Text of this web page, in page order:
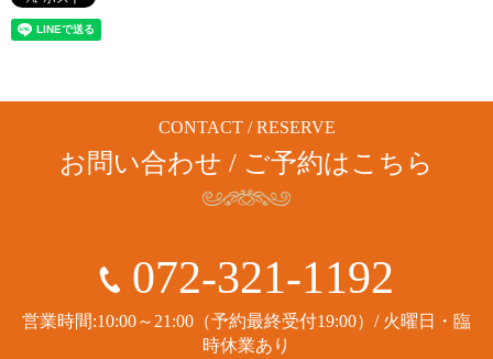
CONTACT / RESERVE
お問い合わせ / ご予約はこちら
072-321-1192
営業時間:10:00～21:00（予約最終受付19:00）/ 火曜日・臨
時休業あり